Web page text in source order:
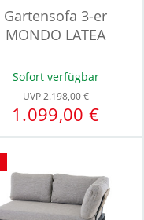
Gartensofa 3-er
MONDO LATEA
Sofort verfügbar
UVP2.198,00 €
1.099,00 €